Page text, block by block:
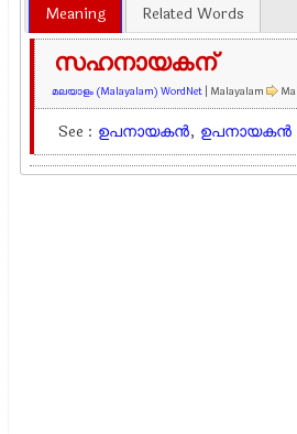
Meaning Related Words
സഹനായകന്
മലയാളം (Malayalam) WordNet | Malayalam
See : ഉപനായകന്‍, ഉപനായകന്‍